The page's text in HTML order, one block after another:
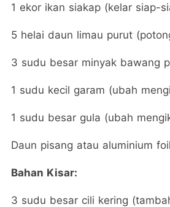
1 ekor ikan siakap (kelar siap-
5 helai daun limau purut
3 sudu besar minyak bawang
1 sudu kecil garam (ubah
1 sudu besar gula (ubah
Daun pisang atau aluminium foil
Bahan Kisar:
3 sudu besar cili kering